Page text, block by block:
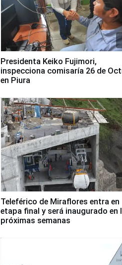
Presidenta Keiko Fujimori,
inspecciona comisaría 26 de
en Piura
Teleférico de Miraflores entra en
etapa final y será inaugurado en
próximas semanas